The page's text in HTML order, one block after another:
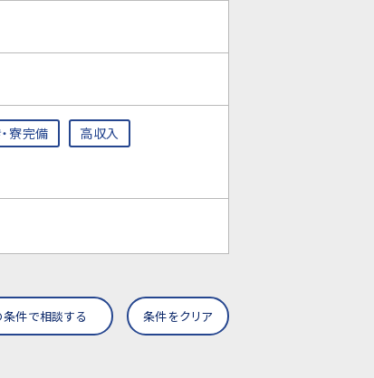
寮完備 高収入
条件で相談する 条件をクリア